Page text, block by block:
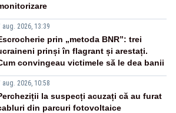
aug. 2026, 13:39
prin „metoda BNR”: trei
prinși în flagrant și arestați.
convingeau victimele să le dea banii
aug. 2026, 10:58
la suspecți acuzați că au furat
din parcuri fotovoltaice